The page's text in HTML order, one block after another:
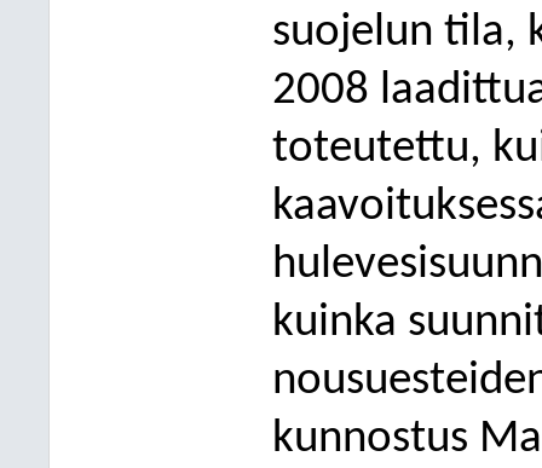
suojelun tila,
2008
toteutettu,
kuinka
kunnostus